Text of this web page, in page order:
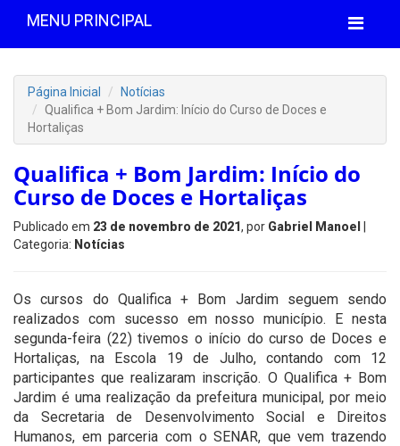
MENU PRINCIPAL
Página Inicial
Notícias
Qualifica + Bom Jardim: Início do Curso de Doces e
Hortaliças
Qualifica + Bom Jardim: Início do
Curso de Doces e Hortaliças
Publicado em 23 de novembro de 2021, por Gabriel Manoel
Categoria: Notícias
Os cursos do Qualifica + Bom Jardim seguem sendo
realizados com sucesso em nosso município. E nesta
segunda-feira (22) tivemos o início do curso de Doces e
Hortaliças, na Escola 19 de Julho, contando com 12
participantes que realizaram inscrição. O Qualifica + Bom
Jardim é uma realização da prefeitura municipal, por meio
da Secretaria de Desenvolvimento Social e Direitos
Humanos, em parceria com o SENAR, que vem trazendo